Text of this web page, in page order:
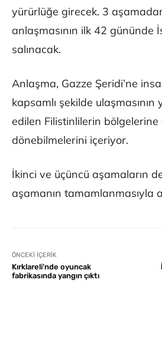
yürürlüğe girecek. 3
anlaşmasının ilk 42 gününde
salınacak.
Anlaşma, Gazze Şeridi’ne
kapsamlı şekilde ulaşmasının
edilen Filistinlilerin bölgelerine
dönebilmelerini içeriyor.
İkinci ve üçüncü aşamaların
aşamanın tamamlanmasıyla
ÖNCEKI İÇERIK
Kırklareli’nde oyuncak
fabrikasında yangın çıktı